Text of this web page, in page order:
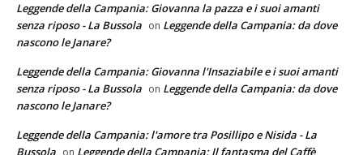
Leggende della Campania: Giovanna la pazza e i suoi amanti
senza riposo - La Bussola on Leggende della Campania: da dove
nascono le Janare?
Leggende della Campania: Giovanna l'Insaziabile e i suoi amanti
senza riposo - La Bussola on Leggende della Campania: da dove
nascono le Janare?
Leggende della Campania: l'amore tra Posillipo e Nisida - La
Bussola
Leggende della Campania: Il fantasma del Caffè